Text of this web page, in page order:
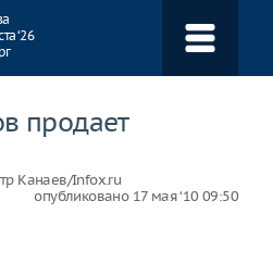
‘26
продает
Канаев/Infox.ru
опубликовано 17 мая ‘10 09:50